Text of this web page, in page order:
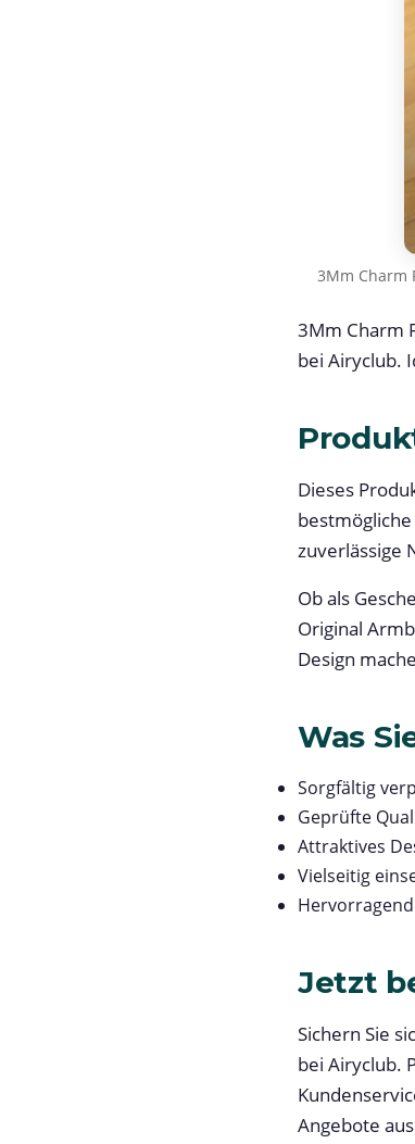
3Mm Charm
3Mm Charm
bei Airyclub.
Dieses
zuverlässige
Ob als
Original
Design
Was
Sorgfältig
Geprüfte
Attraktives
Vielseitig
Jetzt
Sichern Sie
bei Airyclub.
Angebote